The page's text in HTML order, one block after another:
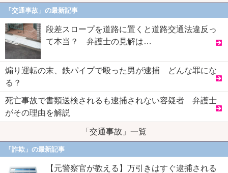
「交通事故」の最新記事
段差スロープを道路に置くと道路交通法違反っ
て本当？ 弁護士の見解は…
煽り運転の末、鉄パイプで殴った男が逮捕 どんな罪にな
る？
死亡事故で書類送検されるも逮捕されない容疑者 弁護士
がその理由を解説
「交通事故」一覧
「詐欺」の最新記事
【元警察官が教える】万引きはすぐ逮捕される